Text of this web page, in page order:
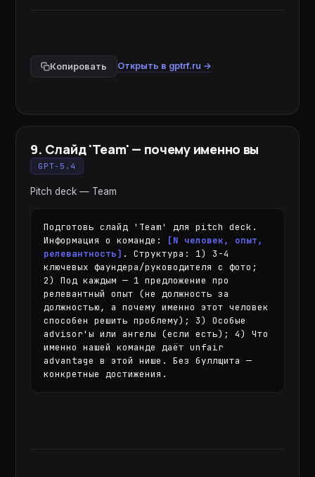
Копировать Открыть в gptrf.ru →
9. Слайд 'Team' — почему именно вы
GPT-5.4
Pitch deck — Team
Подготовь слайд 'Team' для pitch deck.
Информация о команде: [N человек, опыт,
релевантность] . Структура: 1) 3-4
ключевых фаундера/руководителя с фото;
2) Под каждым — 1 предложение про
релевантный опыт (не должность за
должностью, а почему именно этот человек
способен решить проблему); 3) Особые
advisor'ы или ангелы (если есть); 4) Что
именно нашей команде даёт unfair
advantage в этой нише. Без буллщита —
конкретные достижения.